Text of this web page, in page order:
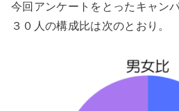
今回アンケートをとったキャン
３０人の構成比は次のとおり。